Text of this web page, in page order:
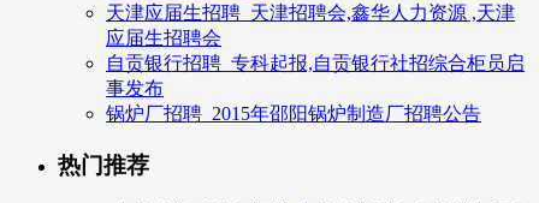
天津应届生招聘_天津招聘会,鑫华人力资源 ,天津
应届生招聘会
自贡银行招聘_专科起报,自贡银行社招综合柜员启
事发布
锅炉厂招聘_2015年邵阳锅炉制造厂招聘公告
热门推荐